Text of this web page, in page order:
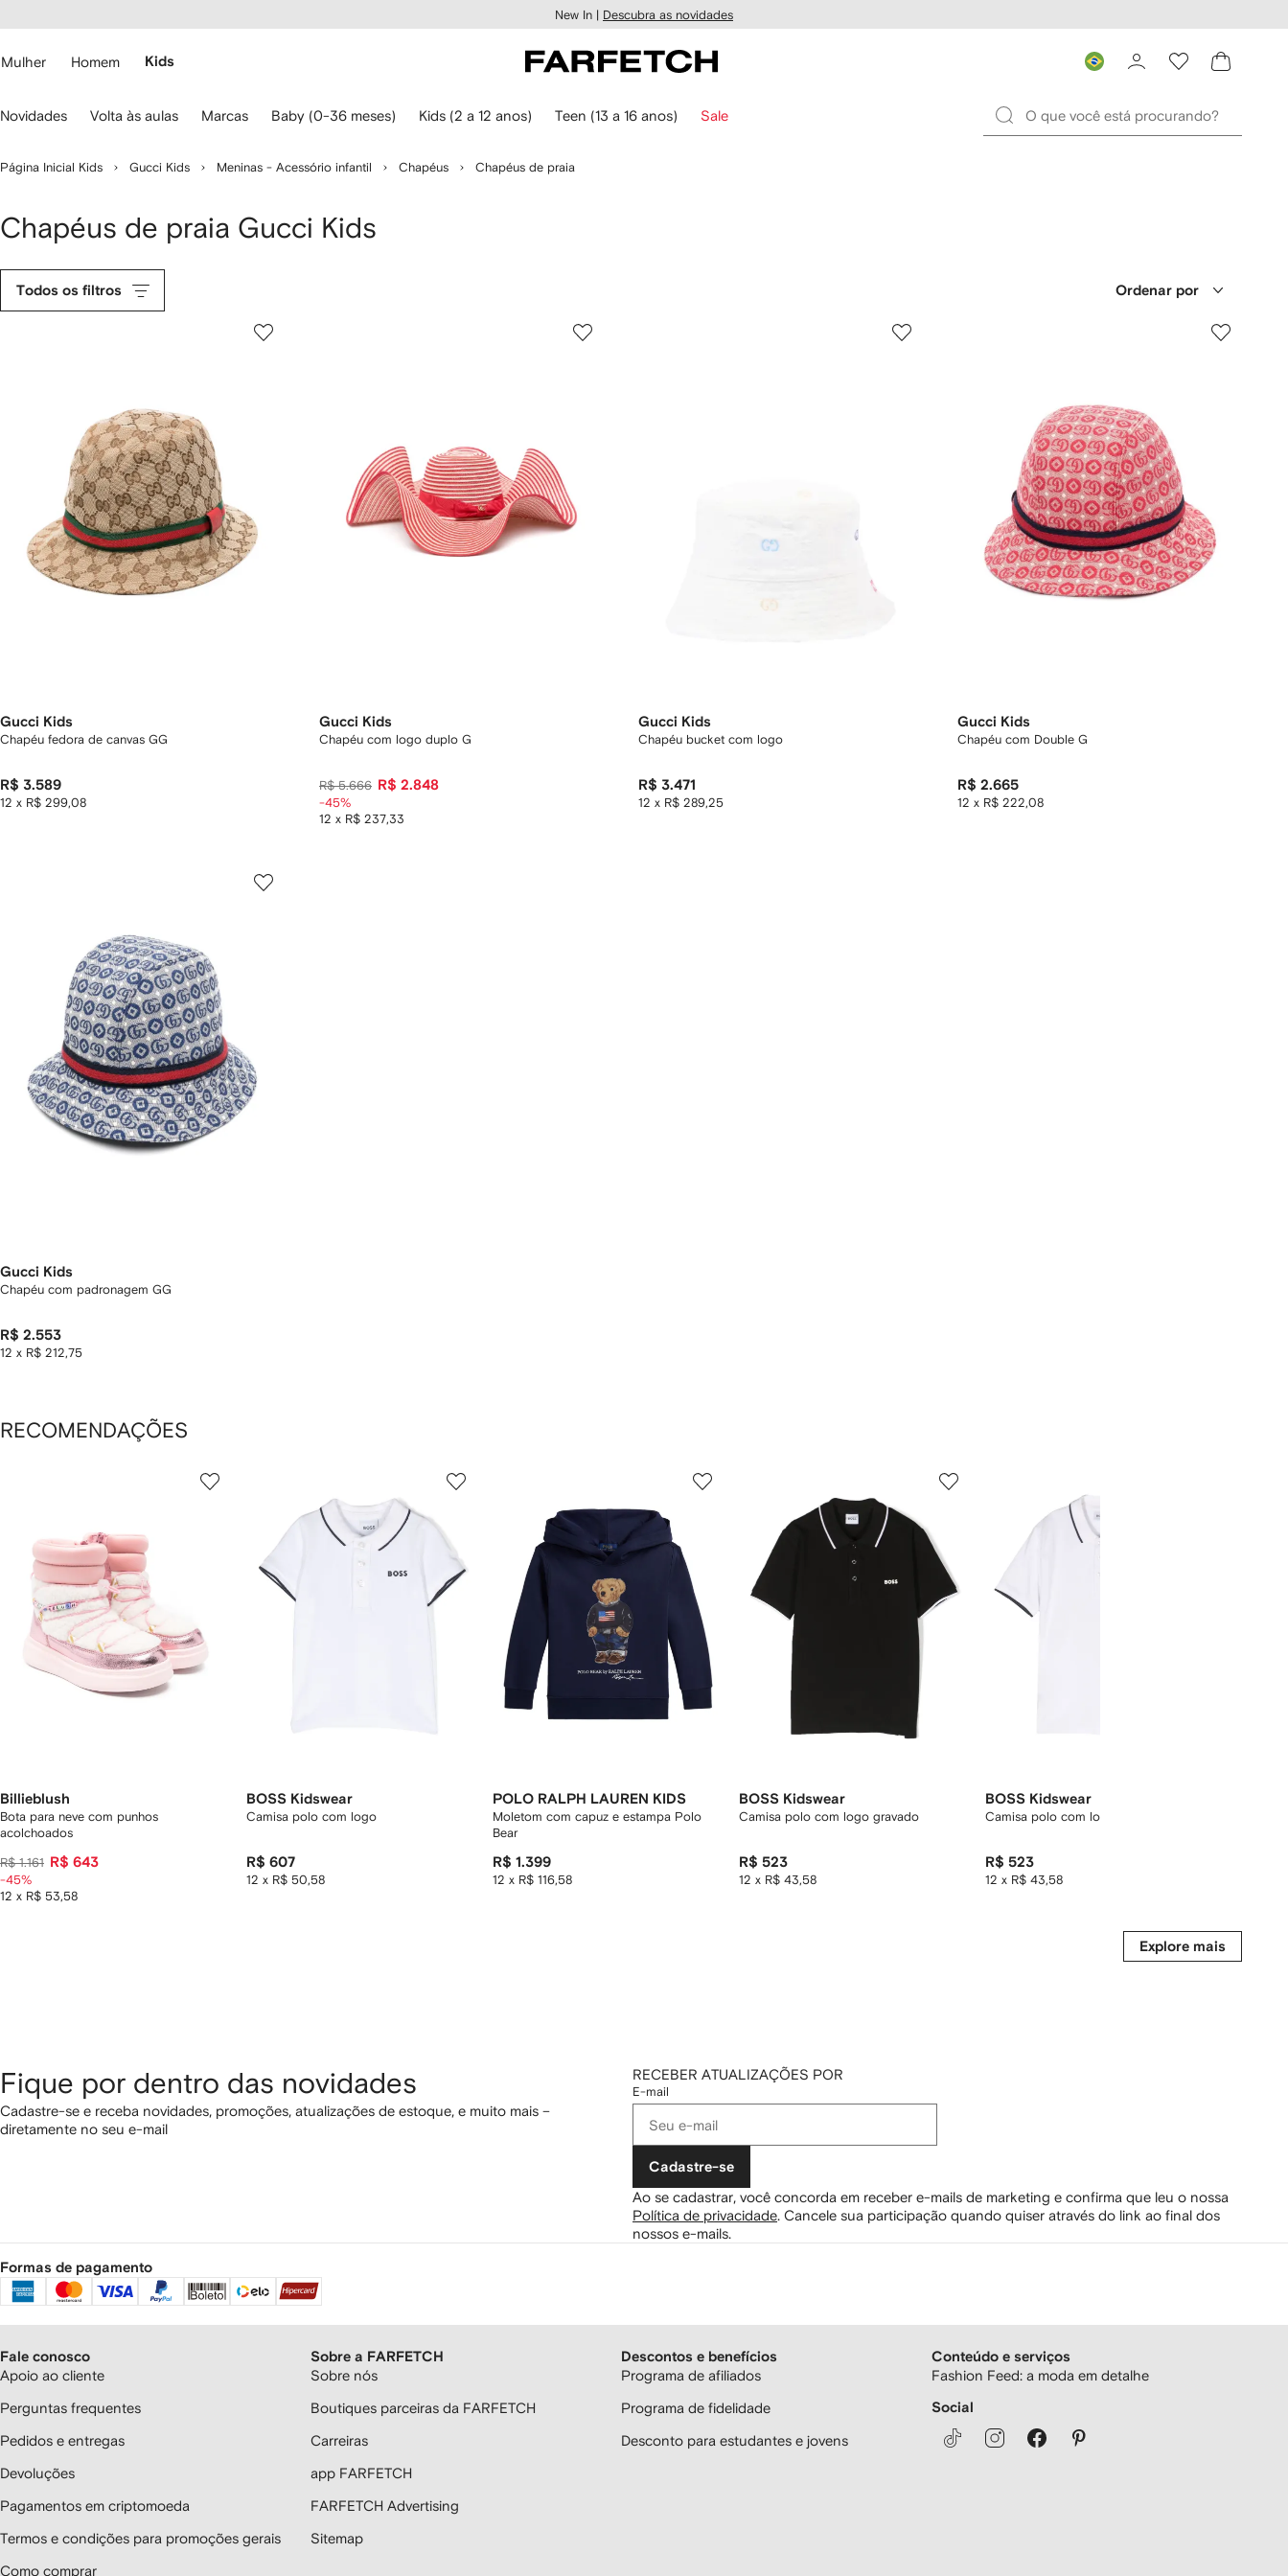
New In | Descubra as novidades
Mulher Homem Kids
Novidades Volta às aulas Marcas Baby (0-36 meses) Kids (2 a 12 anos) Teen (13 a 16 anos) Sale
Página Inicial Kids Gucci Kids Meninas - Acessório infantil Chapéus Chapéus de praia
Chapéus de praia Gucci Kids
Todos os filtros Ordenar por
Gucci Kids
Chapéu fedora de canvas GG
R$ 3.589
12 x R$ 299,08
Gucci Kids
Chapéu com logo duplo G
R$ 5.666 R$ 2.848
12 x R$ 237,33
-45%
Gucci Kids
Chapéu bucket com logo
R$ 3.471
12 x R$ 289,25
Gucci Kids
Chapéu com Double G
R$ 2.665
12 x R$ 222,08
Gucci Kids
Chapéu com padronagem GG
R$ 2.553
12 x R$ 212,75
RECOMENDAÇÕES
Billieblush
Bota para neve com punhos
acolchoados
R$ 1.161 R$ 643
12 x R$ 53,58
-45%
BOSS Kidswear
Camisa polo com logo
R$ 607
12 x R$ 50,58
POLO RALPH LAUREN KIDS
Moletom com capuz e estampa Polo
Bear
R$ 1.399
12 x R$ 116,58
BOSS Kidswear
Camisa polo com logo gravado
R$ 523
12 x R$ 43,58
BOSS Kidswear
Camisa polo com logo gravado
R$ 523
12 x R$ 43,58
Explore mais
Fique por dentro das novidades
Cadastre-se e receba novidades, promoções, atualizações de estoque, e muito mais –
diretamente no seu e-mail
RECEBER ATUALIZAÇÕES POR
E-mail
Cadastre-se
Ao se cadastrar, você concorda em receber e-mails de marketing e confirma que leu o nossa
Política de privacidade. Cancele sua participação quando quiser através do link ao final dos
nossos e-mails.
Formas de pagamento
Fale conosco
Apoio ao cliente
Perguntas frequentes
Pedidos e entregas
Devoluções
Pagamentos em criptomoeda
Termos e condições para promoções gerais
Como comprar
Sobre a FARFETCH
Sobre nós
Boutiques parceiras da FARFETCH
Carreiras
app FARFETCH
FARFETCH Advertising
Sitemap
Descontos e benefícios
Programa de afiliados
Programa de fidelidade
Desconto para estudantes e jovens
Conteúdo e serviços
Fashion Feed: a moda em detalhe
Social